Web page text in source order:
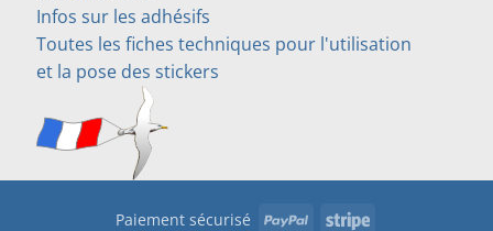
Infos sur les adhésifs
Toutes les fiches techniques pour l'utilisation
et la pose des stickers
Paiement sécurisé PayPal Stripe